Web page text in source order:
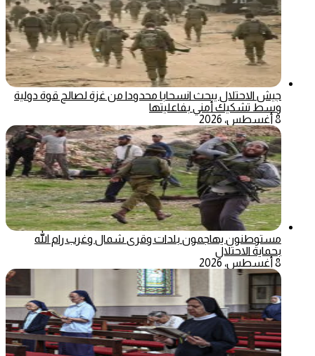
جيش الاحتلال يبحث انسحابا محدودا من غزة لصالح قوة دولية
وسط تشكيك أمني بفاعليتها
8 أغسطس، 2026
مستوطنون يهاجمون بلدات وقرى شمال وغرب رام الله
بحماية الاحتلال
8 أغسطس، 2026